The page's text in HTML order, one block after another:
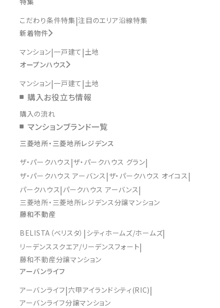
こだわり条件特集 注目のエリア沿線特集
新着物件
マンション 一戸建て 土地
オープンハウス
マンション 一戸建て 土地
購入お役立ち情報
購入の流れ
マンションブランド一覧
三菱地所・三菱地所レジデンス
ザ・パークハウス ザ・パークハウス グラン
ザ・パークハウス アーバンス ザ・パークハウス オイコス
パークハウス パークハウス アーバンス
三菱地所・三菱地所レジデンス分譲マンション
藤和不動産
BELISTA（ベリスタ） シティホームズ/ホームズ
リーデンススクエア/リーデンスフォート
藤和不動産分譲マンション
アーバンライフ
アーバンライフ 六甲アイランドシティ(RIC)
アーバンライフ分譲マンション